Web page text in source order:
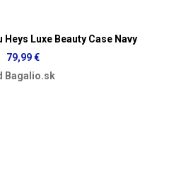
Luxe Beauty Case Navy
79,99 €
Bagalio.sk